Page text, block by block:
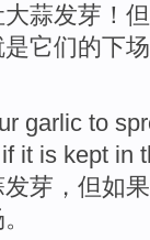
大蒜发芽 ！ 但
它们的下
garlic to
if it is kept in
发芽， 但如果